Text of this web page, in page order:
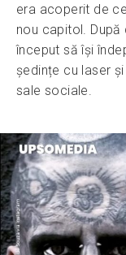
era acoperit de
nou capitol.
început să își
ședințe cu laser
sale sociale.